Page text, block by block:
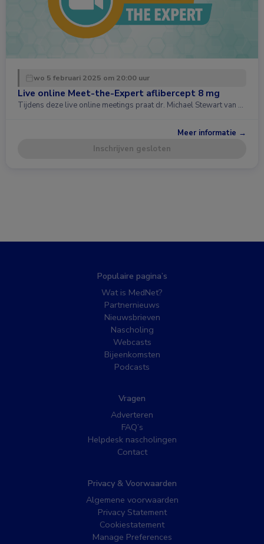
wo 5 februari 2025 om 20:00 uur
Live online Meet-the-Expert aflibercept 8 mg
Tijdens deze live online meetings praat dr. Michael Stewart van …
Meer informatie →
Inschrijven gesloten
Populaire pagina’s
Wat is MedNet?
Partnernieuws
Nieuwsbrieven
Nascholing
Webcasts
Bijeenkomsten
Podcasts
Vragen
Adverteren
FAQ’s
Helpdesk nascholingen
Contact
Privacy & Voorwaarden
Algemene voorwaarden
Privacy Statement
Cookiestatement
Manage Preferences